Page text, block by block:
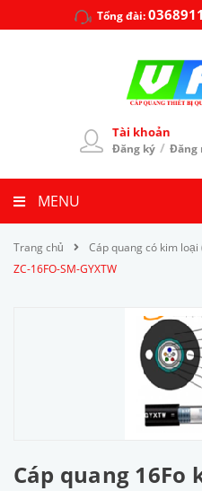
Tổng đài:
Tài khoản
Đăng ký / Đăng
MENU
Trang chủ Cáp quang có kim loại
ZC-16FO-SM-GYXTW
Cáp quang 16Fo